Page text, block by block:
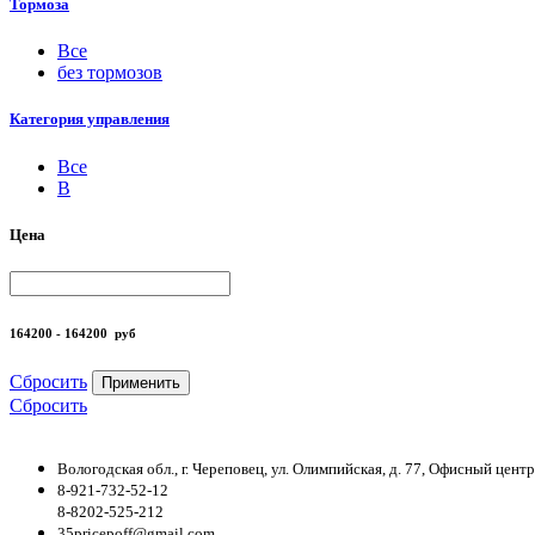
Тормоза
Все
без тормозов
Категория управления
Все
B
Цена
164200 - 164200 руб
Сбросить Применить
Сбросить
Вологодская обл., г. Череповец, ул. Олимпийская, д. 77, Офисный
8-921-732-52-12
8-8202-525-212